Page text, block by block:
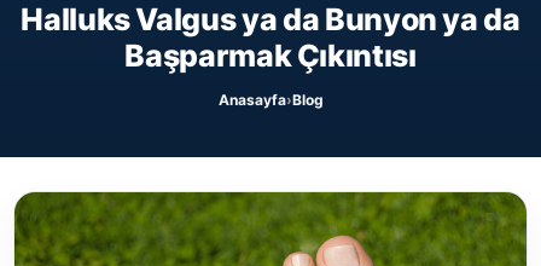
Halluks Valgus ya da Bunyon ya da
Başparmak Çıkıntısı
Anasayfa›Blog